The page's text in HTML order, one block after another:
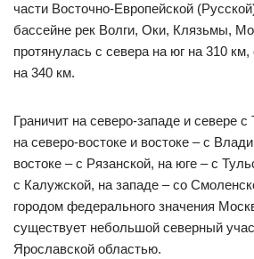
части Восточно-Европейской
бассейне рек Волги, Оки, Клязьмы,
протянулась с севера на юг на 310 км,
на 340 км.
Граничит на северо-западе и севере
на северо-востоке и востоке – с
востоке – с Рязанской, на юге – с
с Калужской, на западе – со
городом федерального значения
существует небольшой северный
Ярославской областью.